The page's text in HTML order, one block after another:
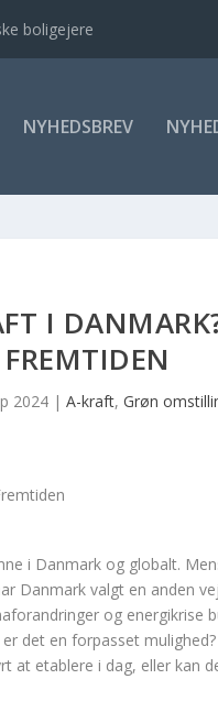
boligejere
NYHEDSBREV
I
FREMTIDEN
2024| A-kraft, Grøn
i Danmark og globalt.
Danmark valgt en anden
og energikrise
det en forpasset
at etablere i dag, eller kan